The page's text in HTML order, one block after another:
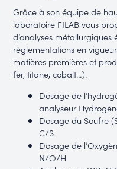
Grâce à son équipe de
laboratoire FILAB vous
d’analyses métallurgiques
règlementations en
matières premières et
fer, titane, cobalt…).
Dosage de
analyseur
Dosage du Soufre
C/S
Dosage de
N/O/H